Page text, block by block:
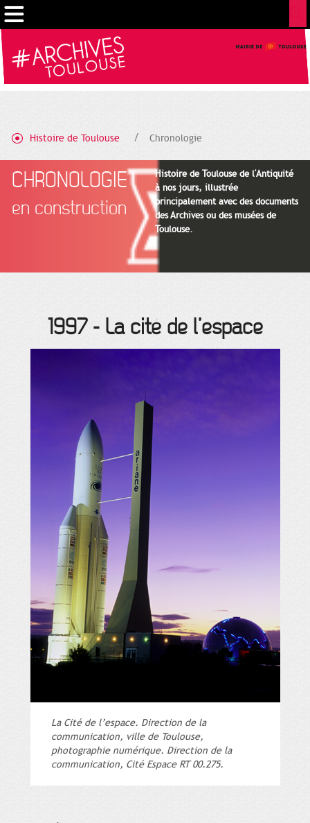
Histoire de Toulouse Chronologie
CHRONOLOGIE
en construction
Histoire de Toulouse de l'Antiquité
à nos jours, illustrée
principalement avec des documents
des Archives ou des musées de
Toulouse.
1997- La cité de l’espace
La Cité de l’espace. Direction de la
communication, ville de Toulouse,
photographie numérique. Direction de la
communication, Cité Espace RT 00.275.
Cookies management panel